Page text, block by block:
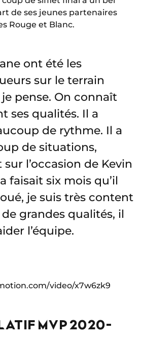
de ses jeunes partenaires
Rouge et Blanc.
ont été les
sur le terrain
pense. On connaît
ses qualités. Il a
de rythme. Il a
de situations,
l’occasion de Kevin
faisait six mois qu’il
je suis très content
grandes qualités, il
l’équipe.
video/x7w6zk9
MVP 2020-